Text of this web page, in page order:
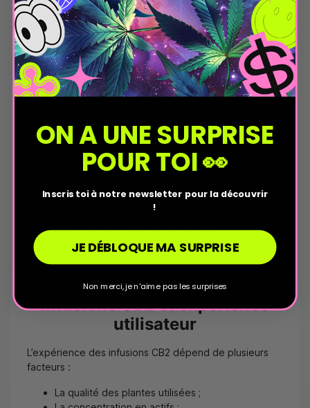
soir pour favoriser un moment de relaxation, en
association avec d’autres produits comme les huiles ou
les gélules.
Composition et formulation
des infusions CB2
végétales soigneusement élaborées par les
laboratoires.
On retrouve généralement :
Du chanvre sous forme de fleurs ou de macérat ;
Des terpènes aromatiques ;
Le macérat de chanvre permet d’extraire certains
Infusions CB2 et expérience
utilisateur
L’expérience des infusions CB2 dépend de plusieurs
facteurs :
La qualité des plantes utilisées ;
ON A UNE SURPRISE
POUR TOI 👀
Inscris toi à notre newsletter pour la découvrir
!
JE DÉBLOQUE MA SURPRISE
Non merci, je n'aime pas les surprises